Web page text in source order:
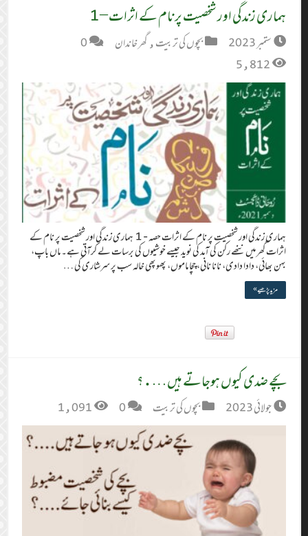
ہماری زندگی اور شخصیت پر نام کے اثرات – 1
ستمبر 2023 بچوں کی تربیت,گھر خاندان
0
5,812
ہماری زندگی اور شخصیت پر نام کے اثرات حصہ- 1 ہماری زندگی اور شخصیت پر نام کے
اثرات گھر میں ننھے رکن کی آمد کی نوید جیسے خوشیوں کی برسات لے کرآتی ہے۔ ماں باپ،
بہن بھائی، دادا دادی، نانا نانی، چچا ماموں، پھوپھی خالہ سب پر سرشاری کی …
مزید پڑھیے »
بچے ضدی کیوں ہوجاتے ہیں….؟
جولائی 2023 بچوں کی تربیت 0
1,091